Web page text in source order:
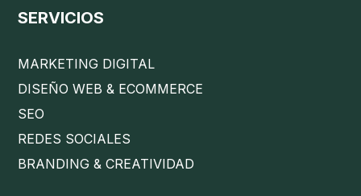
SERVICIOS
MARKETING DIGITAL
DISEÑO WEB & ECOMMERCE
SEO
REDES SOCIALES
BRANDING & CREATIVIDAD